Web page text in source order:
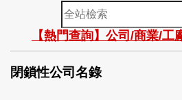
全
站
檢
索
【熱門查詢】公司/商業/工
閉鎖性公司名錄